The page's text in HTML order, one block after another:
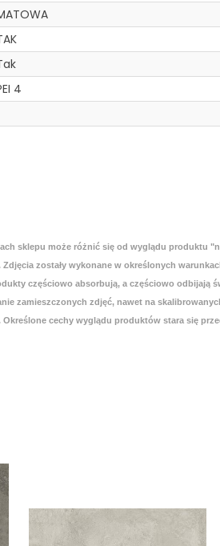
4
sklepu może różnić się od wyglądu produktu
zostały wykonane w określonych
częściowo absorbują, a częściowo odbijają
zamieszczonych zdjęć, nawet na
cechy wyglądu produktów stara się